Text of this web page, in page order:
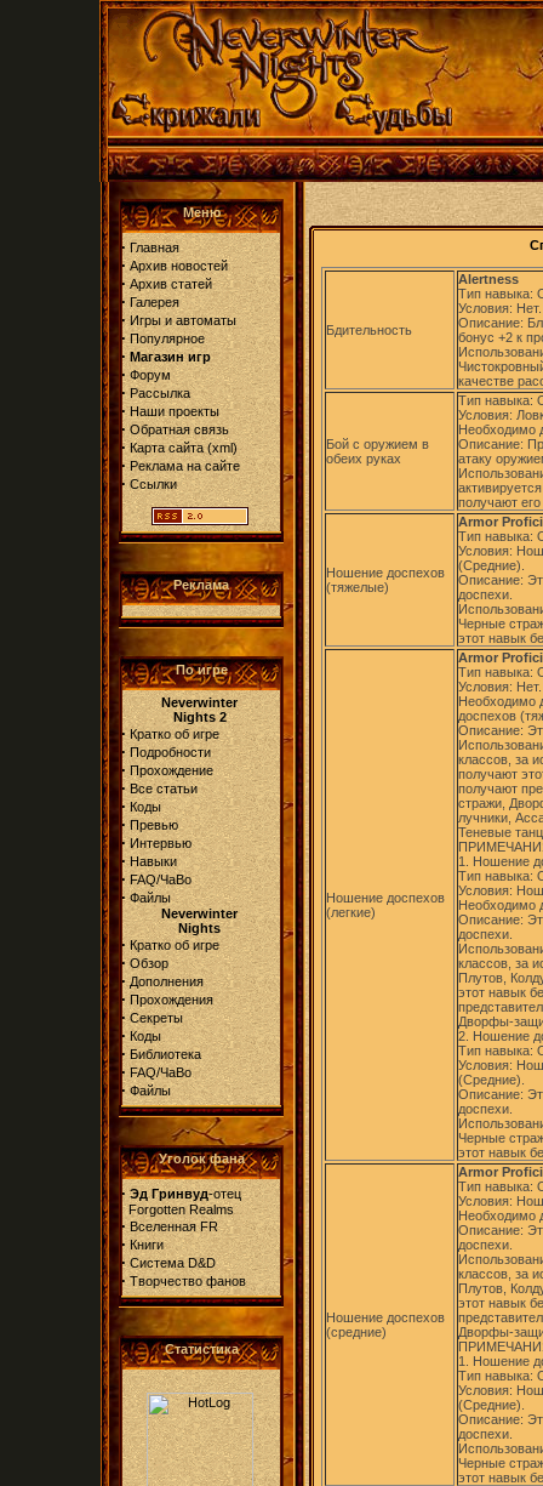
Меню
· Главная
· Архив новостей
· Архив статей
· Галерея
· Игры и автоматы
· Популярное
· Магазин игр
· Форум
· Рассылка
· Наши проекты
· Обратная связь
· Карта сайта(xml)
· Реклама на сайте
· Ссылки
Реклама
По игре
Neverwinter
Nights 2
· Кратко об игре
· Подробности
· Прохождение
· Все статьи
· Коды
· Превью
· Интервью
· Навыки
· FAQ/ЧаВо
· Файлы
Neverwinter
Nights
· Кратко об игре
· Обзор
· Дополнения
· Прохождения
· Секреты
· Коды
· Библиотека
· FAQ/ЧаВо
· Файлы
Уголок фана
· Эд Гринвуд-отец
Forgotten Realms
· Вселенная FR
· Книги
· Система D&D
· Творчество фанов
Статистика
Бдительность
Alertness
Тип навыка:
Условия: Нет.
Описание:
бонус +2 к
качестве
Бой с оружием в
обеих руках
Тип навыка:
Условия:
Необходимо
Описание:
атаку
получают
Ношение доспехов
(тяжелые)
Armor
Тип навыка:
Условия:
(Средние).
Описание:
доспехи.
Черные
этот навык
Ношение доспехов
(легкие)
Armor
Тип навыка:
Условия: Нет.
Необходимо
доспехов
Описание:
классов, за
получают
получают
стражи,
лучники,
Теневые
1. Ношение
Тип навыка:
Условия:
Необходимо
Описание:
доспехи.
классов, за
Плутов,
этот навык
Дворфы-
2. Ношение
Тип навыка:
Условия:
(Средние).
Описание:
доспехи.
Черные
этот навык
Ношение доспехов
(средние)
Armor
Тип навыка:
Условия:
Необходимо
Описание:
доспехи.
классов, за
Плутов,
этот навык
Дворфы-
1. Ношение
Тип навыка:
Условия:
(Средние).
Описание:
доспехи.
Черные
этот навык